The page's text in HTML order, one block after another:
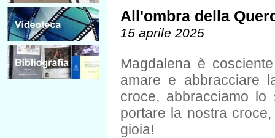
All'ombra della
15 aprile 2025
Magdalena è
amare e abbracciare
croce, abbracciamo
portare la nostra
gioia!